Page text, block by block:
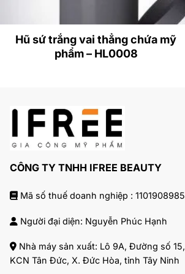
Hũ sứ trắng vai thẳng chứa mỹ
phẩm – HL0008
CÔNG TY TNHH IFREE BEAUTY
Mã số thuế doanh nghiệp : 1101908985
Người đại diện: Nguyễn Phúc Hạnh
Nhà máy sản xuất: Lô 9A, Đường số 15,
KCN Tân Đức, X. Đức Hòa, tỉnh Tây Ninh